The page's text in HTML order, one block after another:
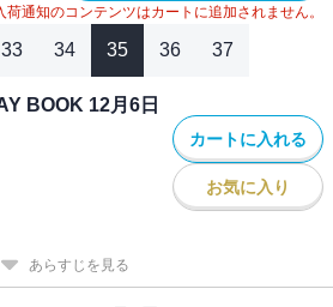
通知のコンテンツはカートに追加されません。
33 34 35 36 37
BOOK 12月6日
カートに入れる
お気に入り
あらすじを見る